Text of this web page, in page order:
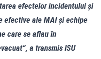
efectelor incidentului și
efective ale MAI și echipe
care se aflau în
a transmis ISU